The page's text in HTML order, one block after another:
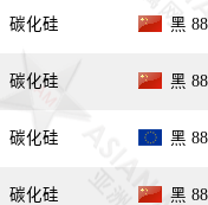
碳化硅 黑
碳化硅 黑
碳化硅 黑
碳化硅 黑